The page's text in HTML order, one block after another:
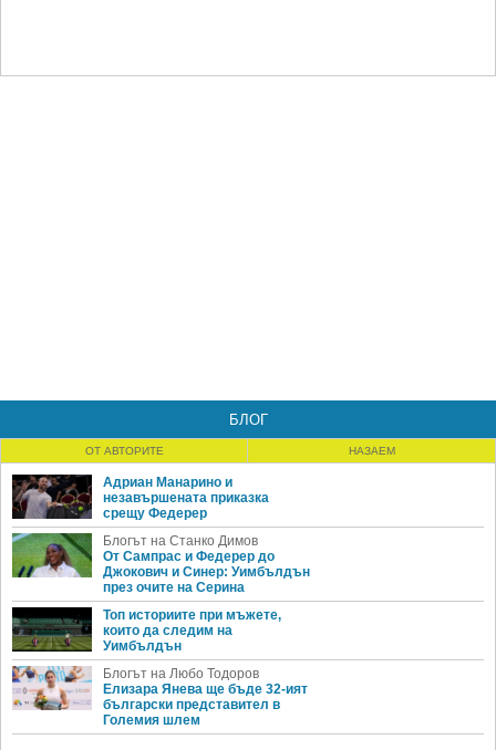
БЛОГ
ОТ АВТОРИТЕ НАЗАЕМ
Адриан Манарино и
незавършената приказка
срещу Федерер
Блогът на Станко Димов
От Сампрас и Федерер до
Джокович и Синер: Уимбълдън
през очите на Серина
Топ историите при мъжете,
които да следим на
Уимбълдън
Блогът на Любо Тодоров
Елизара Янева ще бъде 32-ият
български представител в
Големия шлем